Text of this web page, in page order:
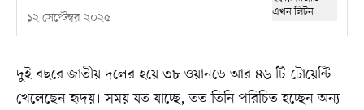
১২ সেপ্টেম্বর ২০২৫
দুই বছরে জাতীয় দলের হয়ে ৩৮ ওয়ানডে আর ৪৬ টি-টোয়েন্টি
খেলেছেন হৃদয়। সময় যত যাচ্ছে, তত তিনি পরিচিত হচ্ছেন অন্য